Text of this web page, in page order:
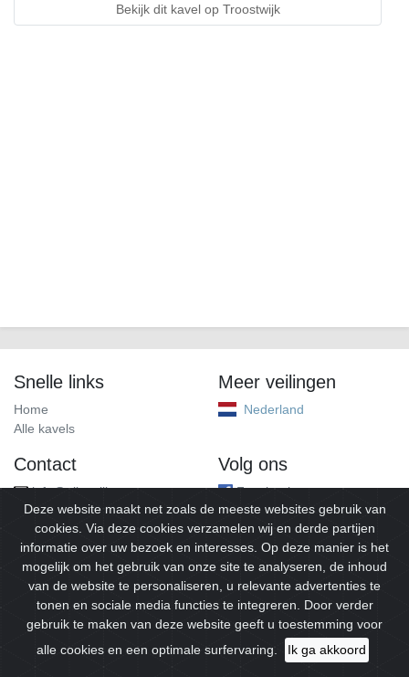
Bekijk dit kavel op Troostwijk
Snelle links
Home
Alle kavels
Meer veilingen
Nederland
Contact
info@alleveilingen.net
Volg ons
Facebook
© 2026Alleveilingen.Alle rechten voorbehouden.
Deze website maakt net zoals de meeste websites gebruik van
cookies. Via deze cookies verzamelen wij en derde partijen
informatie over uw bezoek en interesses. Op deze manier is het
mogelijk om het gebruik van onze site te analyseren, de inhoud
van de website te personaliseren, u relevante advertenties te
tonen en sociale media functies te integreren. Door verder
gebruik te maken van deze website geeft u toestemming voor
alle cookies en een optimale surfervaring.
Ik ga akkoord